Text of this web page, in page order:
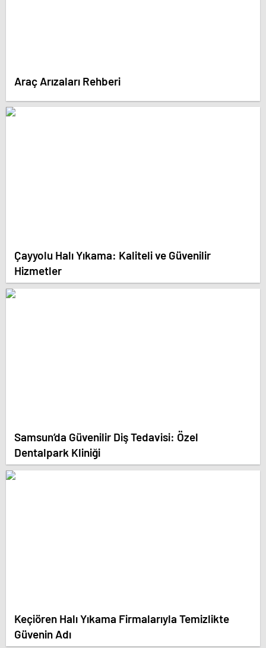
Araç Arızaları Rehberi
Çayyolu Halı Yıkama: Kaliteli ve Güvenilir
Hizmetler
Samsun’da Güvenilir Diş Tedavisi: Özel
Dentalpark Kliniği
Keçiören Halı Yıkama Firmalarıyla Temizlikte
Güvenin Adı